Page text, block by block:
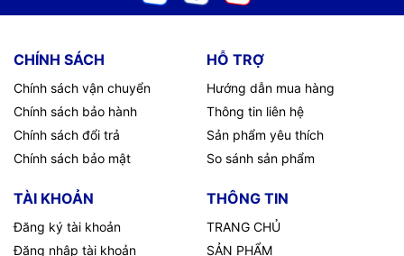
CHÍNH SÁCH
Chính sách vận chuyển
Chính sách bảo hành
Chính sách đổi trả
Chính sách bảo mật
HỖ TRỢ
Hướng dẫn mua hàng
Thông tin liên hệ
Sản phẩm yêu thích
So sánh sản phẩm
TÀI KHOẢN
Đăng ký tài khoản
Đăng nhập tài khoản
THÔNG TIN
TRANG CHỦ
SẢN PHẨM